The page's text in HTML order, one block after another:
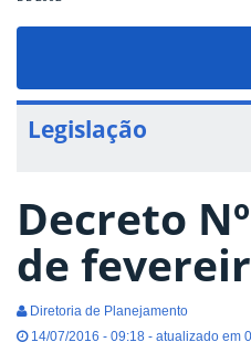
Legislação
Decreto
de
Diretoria de Planejamento
14/07/2016 - 09:18 - atualizado em